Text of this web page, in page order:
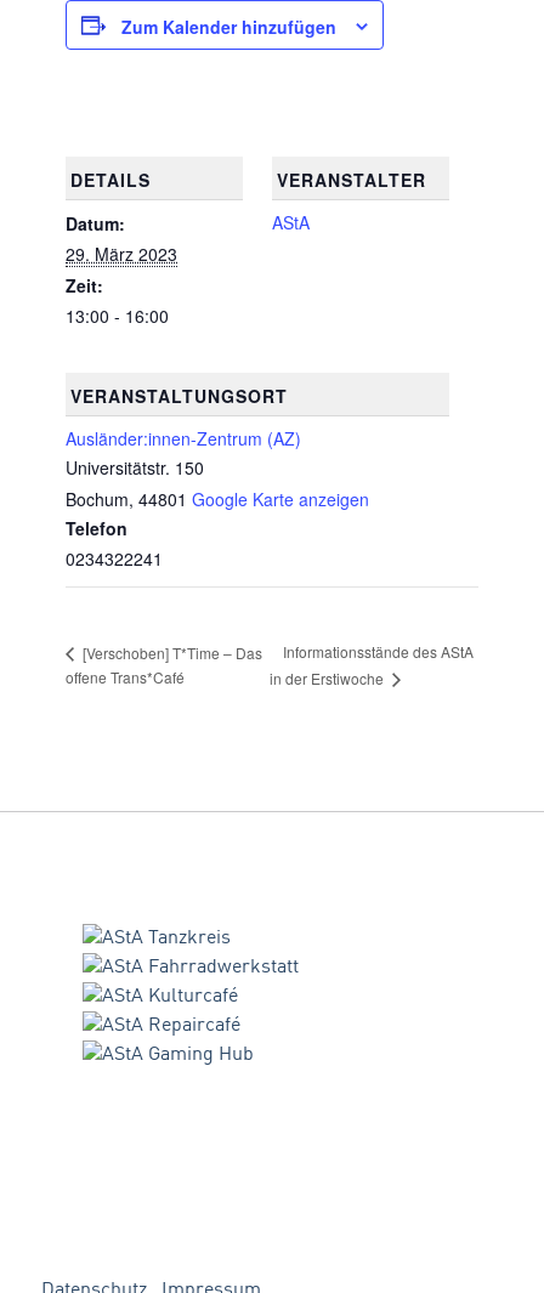
Zum Kalender hinzufügen
DETAILS
Datum:
29. März 2023
Zeit:
13:00 - 16:00
VERANSTALTUNGSORT
Ausländer:innen-Zentrum (AZ)
Universitätstr. 150
Bochum, 44801 Google Karte anzeigen
Telefon
0234322241
VERANSTALTER
AStA
[Verschoben] T*Time – Das
offene Trans*Café
Informationsstände des AStA
in der Erstiwoche